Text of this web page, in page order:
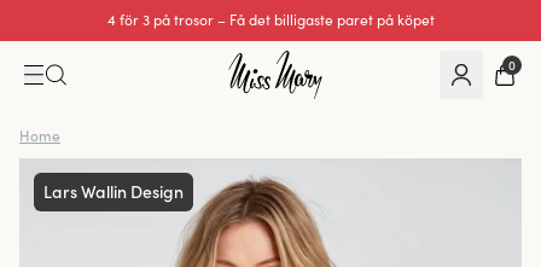
Utmärkt 0 av 5
0
Home
Lars Wallin Design